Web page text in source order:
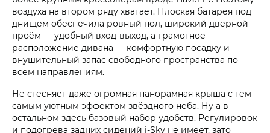
воздуха на втором ряду хватает. Плоская батарея под
днищем обеспечила ровный пол, широкий дверной
проём — удобный вход-выход, а грамотное
расположение дивана — комфортную посадку и
внушительный запас свободного пространства по
всем направлениям.
Не стесняет даже огромная панорамная крыша с тем
самым уютным эффектом звёздного неба. Ну а в
остальном здесь базовый набор удобств. Регулировок
и подогрева задних сидений i-Sky не имеет, зато